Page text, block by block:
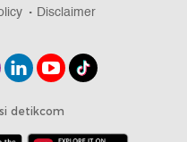
Disclaimer
detikcom